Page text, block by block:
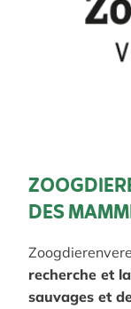
DES
recherche et
sauvages et